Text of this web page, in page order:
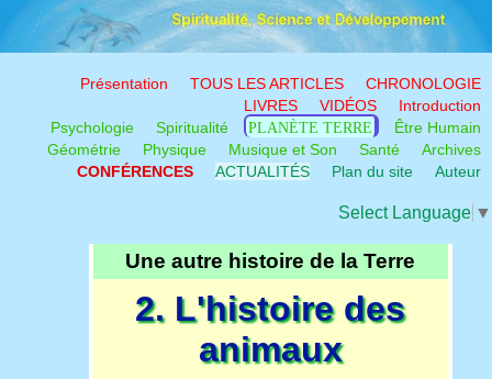
Présentation TOUS LES ARTICLES
CHRONOLOGIE
LIVRES
VIDÉOS
Introduction
Psychologie
Spiritualité PLANÈTE TERRE
Être Humain
Géométrie
Physique Musique et Son Santé
Archives
CONFÉRENCES
ACTUALITÉS Plan du site Auteur
Select Language ▼
Une autre histoire de la Terre
2. L'histoire des
animaux